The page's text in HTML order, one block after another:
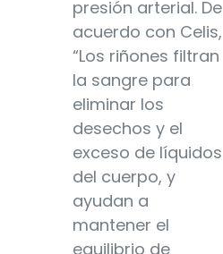
presión arterial. De
acuerdo con Celis,
“Los riñones filtran
la sangre para
eliminar los
desechos y el
exceso de líquidos
del cuerpo, y
ayudan a
mantener el
equilibrio de